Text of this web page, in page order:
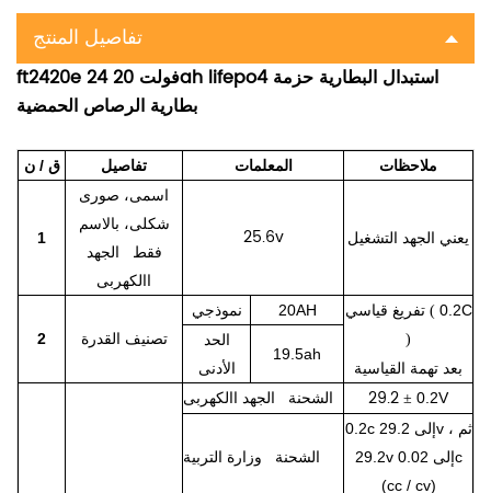
تفاصيل المنتج
ft2420e 24 فولت 20ah lifepo4 استبدال البطارية حزمة
بطارية الرصاص الحمضية
ق / ن تفاصيل المعلمات ملاحظات
1
اسمى، صورى
شكلى، بالاسم
فقط الجهد
االكهربى
25.6v يعني الجهد التشغيل
2 تصنيف القدرة
نموذجي 20AH تفريغ قياسي( 0.2C
)
بعد تهمة القياسية
الحد
الأدنى
19.5ah
الشحنة الجهد االكهربى 29.2 ± 0.2V
الشحنة وزارة التربية
0.2c إلى 29.2v ، ثم
29.2v إلى 0.02c
(cc / cv)